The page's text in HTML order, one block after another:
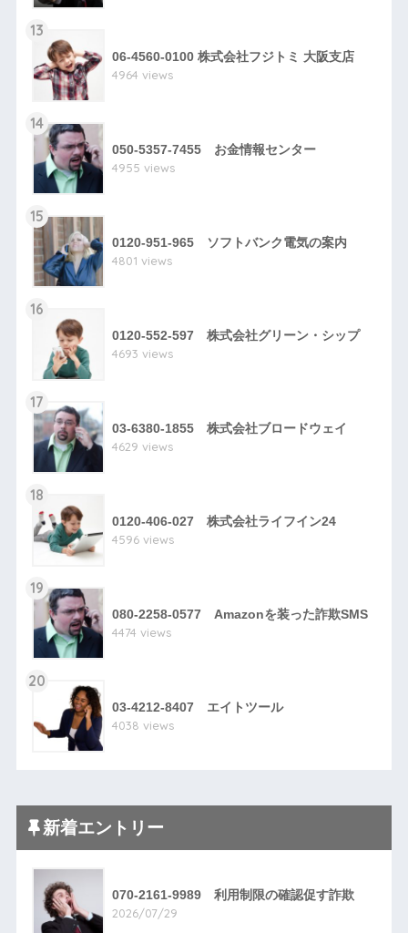
13
06-4560-0100 株式会社フジトミ 大阪支店
4964 views
14
050-5357-7455 お金情報センター
4955 views
15
0120-951-965 ソフトバンク電気の案内
4801 views
16
0120-552-597 株式会社グリーン・シップ
4693 views
17
03-6380-1855 株式会社ブロードウェイ
4629 views
18
0120-406-027 株式会社ライフイン24
4596 views
19
080-2258-0577 Amazonを装った詐欺SMS
4474 views
20
03-4212-8407 エイトツール
4038 views
新着エントリー
070-2161-9989 利用制限の確認促す詐欺
2026/07/29